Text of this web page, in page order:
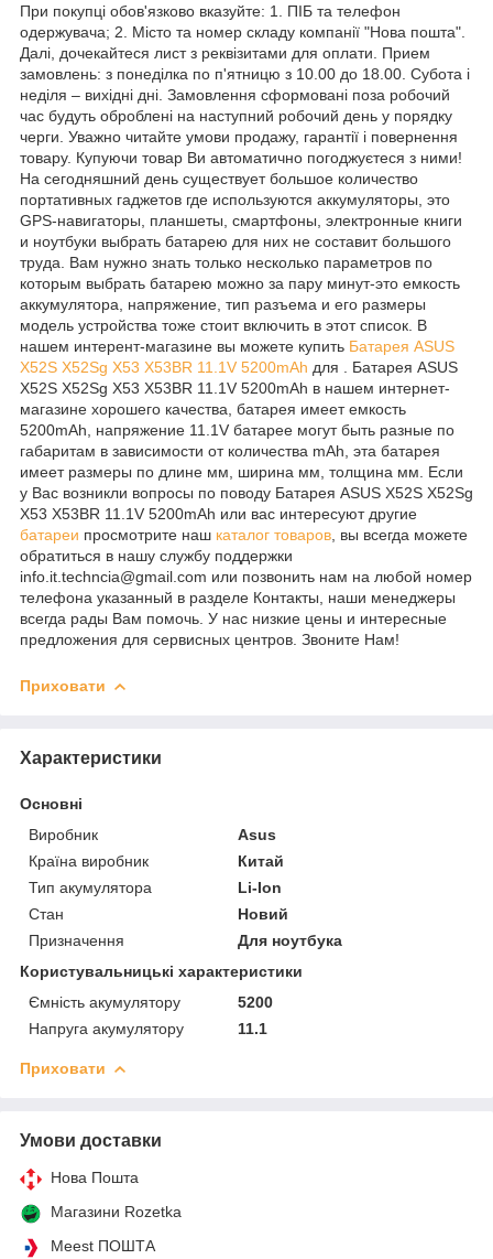
При покупці обов'язково вказуйте: 1. ПІБ та телефон
одержувача; 2. Місто та номер складу компанії "Нова пошта".
Далі, дочекайтеся лист з реквізитами для оплати. Прием
замовлень: з понеділка по п'ятницю з 10.00 до 18.00. Субота і
неділя – вихідні дні. Замовлення сформовані поза робочий
час будуть оброблені на наступний робочий день у порядку
черги. Уважно читайте умови продажу, гарантії і повернення
товару. Купуючи товар Ви автоматично погоджуєтеся з ними!
На сегодняшний день существует большое количество
портативных гаджетов где используются аккумуляторы, это
GPS-навигаторы, планшеты, смартфоны, электронные книги
и ноутбуки выбрать батарею для них не составит большого
труда. Вам нужно знать только несколько параметров по
которым выбрать батарею можно за пару минут-это емкость
аккумулятора, напряжение, тип разъема и его размеры
модель устройства тоже стоит включить в этот список. В
нашем интерент-магазине вы можете купить Батарея ASUS
X52S X52Sg X53 X53BR 11.1V 5200mAh для . Батарея ASUS
X52S X52Sg X53 X53BR 11.1V 5200mAh в нашем интернет-
магазине хорошего качества, батарея имеет емкость
5200mAh, напряжение 11.1V батарее могут быть разные по
габаритам в зависимости от количества mAh, эта батарея
имеет размеры по длине мм, ширина мм, толщина мм. Если
у Вас возникли вопросы по поводу Батарея ASUS X52S X52Sg
X53 X53BR 11.1V 5200mAh или вас интересуют другие
батареи просмотрите наш каталог товаров , вы всегда можете
обратиться в нашу службу поддержки
info.it.techncia@gmail.com или позвонить нам на любой номер
телефона указанный в разделе Контакты, наши менеджеры
всегда рады Вам помочь. У нас низкие цены и интересные
предложения для сервисных центров. Звоните Нам!
Приховати
Характеристики
Основні
Виробник
Asus
Країна виробник
Китай
Тип акумулятора
Li-Ion
Стан
Новий
Призначення
Для ноутбука
Користувальницькі характеристики
Ємність акумулятору
5200
Напруга акумулятору
11.1
Приховати
Умови доставки
Нова Пошта
Магазини Rozetka
Meest ПОШТА